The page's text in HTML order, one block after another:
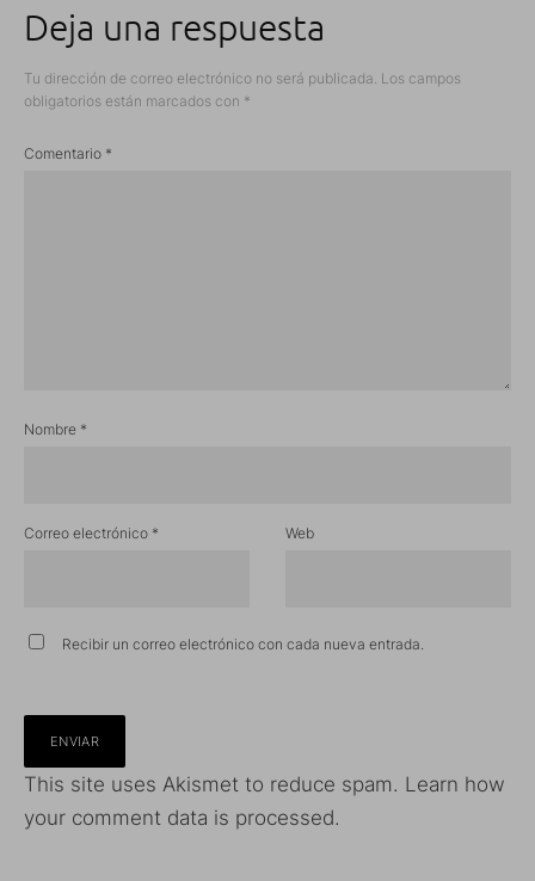
Deja una respuesta
Tu dirección de correo electrónico no será publicada. Los campos
obligatorios están marcados con *
Comentario *
Nombre *
Correo electrónico * Web
Recibir un correo electrónico con cada nueva entrada.
This site uses Akismet to reduce spam. Learn how
your comment data is processed.